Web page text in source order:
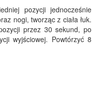
pozycji jednocześnie
nogi, tworząc z ciała łuk.
przez 30 sekund, po
wyjściowej. Powtórzyć 8